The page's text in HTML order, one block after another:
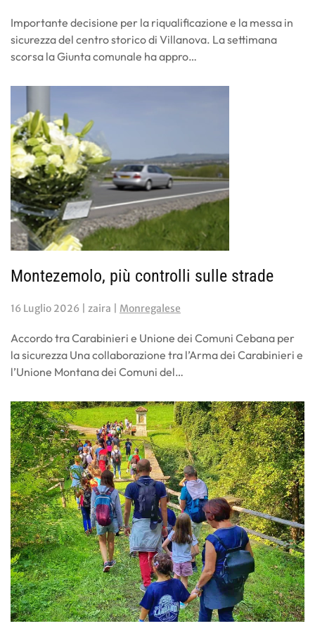
Importante decisione per la riqualificazione e la messa in
sicurezza del centro storico di Villanova. La settimana
scorsa la Giunta comunale ha appro…
Montezemolo, più controlli sulle strade
16 Luglio 2026 | zaira | Monregalese
Accordo tra Carabinieri e Unione dei Comuni Cebana per
la sicurezza Una collaborazione tra l’Arma dei Carabinieri e
l’Unione Montana dei Comuni del…